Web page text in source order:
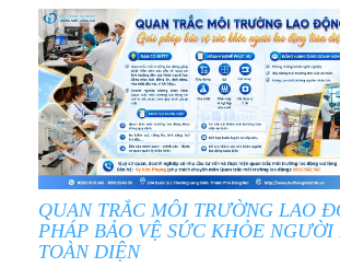
QUAN TRẮC MÔI TRƯỜNG LAO
PHÁP BẢO VỆ SỨC KHỎE
TOÀN DIỆN